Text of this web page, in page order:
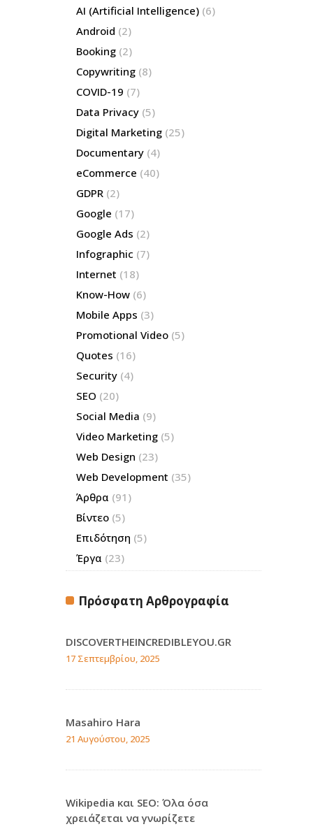
AI (Artificial Intelligence) (6)
Android (2)
Booking (2)
Copywriting (8)
COVID-19 (7)
Data Privacy (5)
Digital Marketing (25)
Documentary (4)
eCommerce (40)
GDPR (2)
Google (17)
Google Ads (2)
Infographic (7)
Internet (18)
Know-How (6)
Mobile Apps (3)
Promotional Video (5)
Quotes (16)
Security (4)
SEO (20)
Social Media (9)
Video Marketing (5)
Web Design (23)
Web Development (35)
Άρθρα (91)
Βίντεο (5)
Επιδότηση (5)
Έργα (23)
Πρόσφατη Αρθρογραφία
DISCOVERTHEINCREDIBLEYOU.GR
17 Σεπτεμβρίου, 2025
Masahiro Hara
21 Αυγούστου, 2025
Wikipedia και SEO: Όλα όσα
χρειάζεται να γνωρίζετε